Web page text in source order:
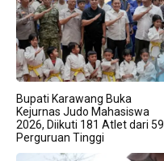
Bupati Karawang Buka
Kejurnas Judo Mahasiswa
2026, Diikuti 181 Atlet dari 59
Perguruan Tinggi